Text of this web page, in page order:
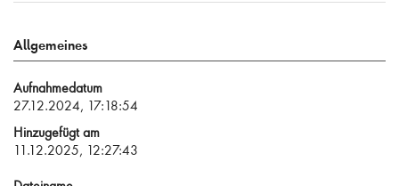
Allgemeines
Aufnahmedatum
27.12.2024, 17:18:54
Hinzugefügt am
11.12.2025, 12:27:43